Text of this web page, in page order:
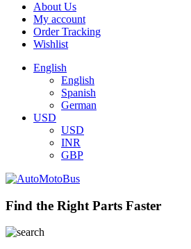
About Us
My account
Order Tracking
Wishlist
English
English
Spanish
German
USD
USD
INR
GBP
Find the Right Parts Faster